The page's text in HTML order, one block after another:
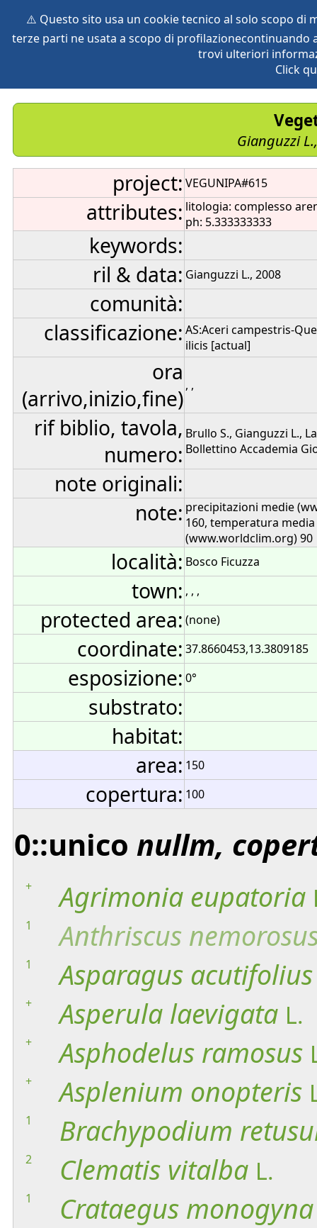
⚠️ Questo sito usa un cookie tecnico al solo scopo di
terze parti ne usata a scopo di
trovi ulteriori
Click
vegetation global db
Gianguzzi
project: VEGUNIPA#615
attributes: litologia: complesso
ph: 5.333333333
keywords:
ril & data: Gianguzzi L., 2008
comunità:
classificazione: AS:Aceri campestris-
ilicis [actual]
ora
(arrivo,inizio,fine), ,
rif biblio, tavola,
numero:
Brullo S., Gianguzzi L.,
Bollettino Accademia
note originali:
note: precipitazioni medie
160, temperatura
(www.worldclim.org) 90
località: Bosco Ficuzza
town: , , ,
protected area: (none)
coordinate: 37.8660453,13.3809185
esposizione: 0°
substrato:
habitat:
area: 150
copertura: 100
0::unico nullm,
+ Agrimonia eupatoria
1 Anthriscus
1 Asparagus acutifolius
+ Asperula laevigata L.
+ Asphodelus ramosus
+ Asplenium onopteris
1 Brachypodium
2 Clematis vitalba L.
1 Crataegus monogyna